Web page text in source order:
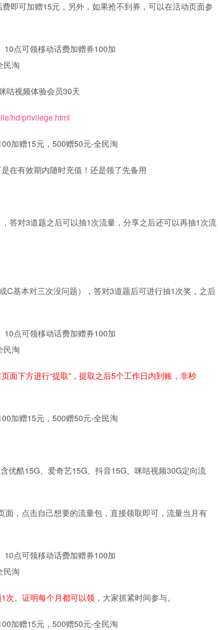
即可加赠15元，另外，如果抢不到券，可以在活动页面参
咕视频体验会员30天
hd/privilege.html
在有效期内随时充值！还是领了先备用
答对3道题之后可以抽1次流量，分享之后还可以再抽1次流
C基本对三次没问题），答对3道题后可进行抽1次奖，之后
面下方进行“提取”，提取之后5个工作日内到账，非秒
优酷15G、爱奇艺15G、抖音15G、咪咕视频30G定向流
面，点击自己想要的流量包，直接领取即可，流量当月有
次。证明每个月都可以领 ，大家抓紧时间参与。